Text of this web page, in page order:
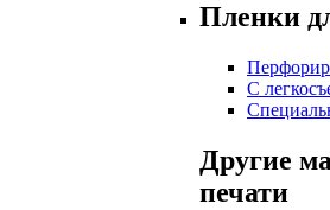
Пленки
С
Другие
печати